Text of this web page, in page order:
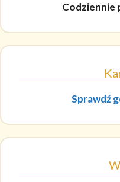
Codziennie
Sprawdź